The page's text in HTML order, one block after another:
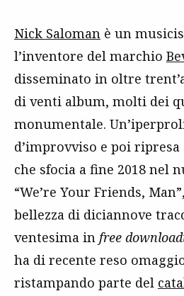
Nick Saloman è un
l’inventore del marchio
disseminato in oltre
di venti album, molti dei
monumentale.
d’improvviso e poi
che sfocia a fine 2018 nel
“We’re Your Friends,
bellezza di diciannove
ventesima in free
ha di recente reso
ristampando parte del